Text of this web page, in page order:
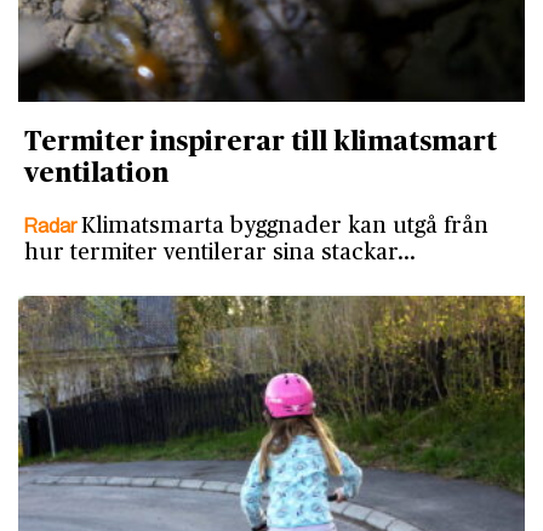
Termiter inspirerar till klimatsmart
ventilation
RadarKlimatsmarta byggnader kan utgå från
hur termiter ventilerar sina stackar…